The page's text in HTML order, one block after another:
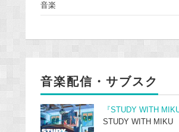
音楽
音楽配信・サブスク
『STUDY WITH
STUDY WITH MIKU